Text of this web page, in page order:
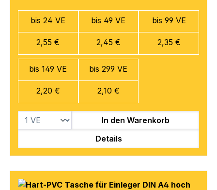
bis 24 VE
2,55 €
bis 49 VE
2,45 €
bis 99 VE
2,35 €
bis 149 VE
2,20 €
bis 299 VE
2,10 €
In den Warenkorb
Details